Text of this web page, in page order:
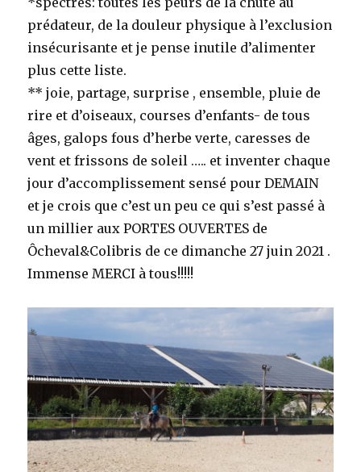
prédateur, de la douleur physique à l’exclusion
insécurisante et je pense inutile d’alimenter
plus cette liste.
** joie, partage, surprise , ensemble, pluie de
rire et d’oiseaux, courses d’enfants- de tous
âges, galops fous d’herbe verte, caresses de
vent et frissons de soleil ….. et inventer chaque
jour d’accomplissement sensé pour DEMAIN
et je crois que c’est un peu ce qui s’est passé à
un millier aux PORTES OUVERTES de
Ôcheval&Colibris de ce dimanche 27 juin 2021 .
Immense MERCI à tous!!!!!